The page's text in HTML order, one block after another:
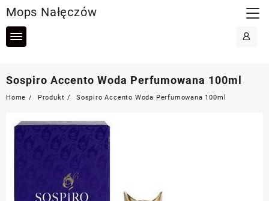
to
content
Mops Nałęczów
Sospiro Accento Woda Perfumowana 100ml
Home Produkt Sospiro Accento Woda Perfumowana 100ml